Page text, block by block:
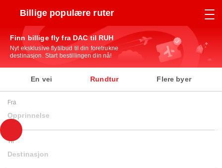
Billige populære ruter
Finn billige fly fra DAC til RUH
Nyt eksklusive flytilbud til din foretrukne
destinasjon. Start bestillingen din nå!
En vei Rundtur Flere byer
Fra
Opprinnelse
Til
Destinasjon